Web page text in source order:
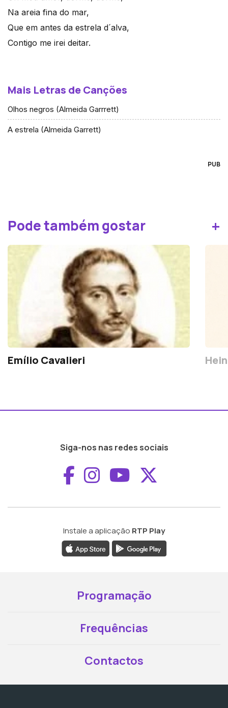
Na areia fina do mar,
Que em antes da estrela d´alva,
Contigo me irei deitar.
Mais Letras de Canções
Olhos negros (Almeida Garrrett)
A estrela (Almeida Garrett)
PUB
Pode também gostar +
Emílio Cavalieri
Siga-nos nas redes sociais
Aceder ao
Aceder ao
Aceder ao
Instale a aplicação RTP Play
Programação
Frequências
Contactos